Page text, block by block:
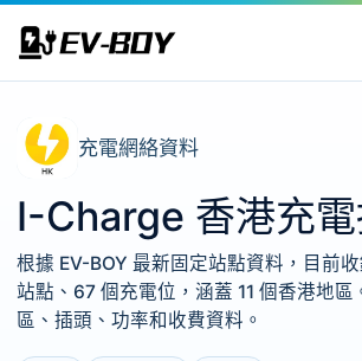
充電網絡資料
I-Charge 香港充
根據 EV-BOY 最新固定站點資料，目前
站點、67 個充電位，涵蓋 11 個香港地區
區、插頭、功率和收費資料。